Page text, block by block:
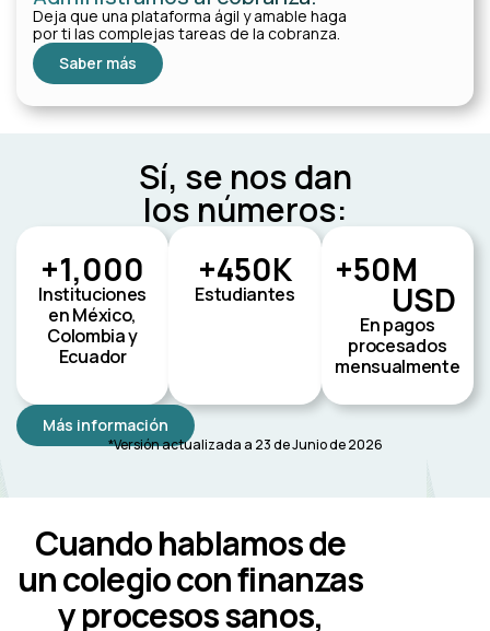
Deja que una plataforma ágil y amable haga
por ti las complejas tareas de la cobranza.
Saber más
Sí, se nos dan
los números:
Instituciones
en México,
Colombia y
Ecuador
+1,000
Estudiantes
+450K
En pagos
procesados
mensualmente
+50M
USD
Más información
*Versión actualizada a 23 de Junio de 2026
Cuando hablamos de
un colegio con finanzas
y procesos sanos,